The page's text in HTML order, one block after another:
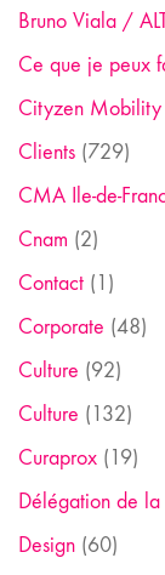
Bruno Viala /
Ce que je peux
Cityzen Mobility
Clients (729)
CMA Ile-de-
Cnam (2)
Contact (1)
Corporate (48)
Culture (92)
Culture (132)
Curaprox (19)
Délégation de la
Design (60)